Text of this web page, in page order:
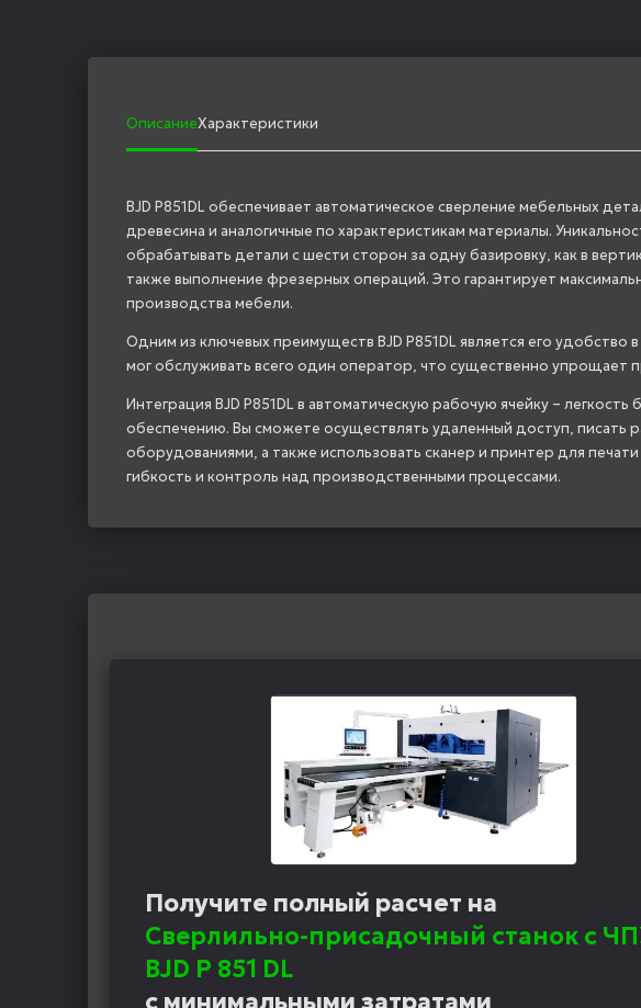
ОписаниеХарактеристики
BJD P851DL обеспечивает автоматическое сверление мебельных
древесина и аналогичные по характеристикам материалы.
обрабатывать детали с шести сторон за одну базировку, как в
также выполнение фрезерных операций. Это гарантирует
производства мебели.
Одним из ключевых преимуществ BJD P851DL является его удобство
мог обслуживать всего один оператор, что существенно упрощает
Интеграция BJD P851DL в автоматическую рабочую ячейку –
обеспечению. Вы сможете осуществлять удаленный доступ, писать
оборудованиями, а также использовать сканер и принтер для
гибкость и контроль над производственными процессами.
Получите полный расчет на
Сверлильно-присадочный станок с
BJD P 851 DL